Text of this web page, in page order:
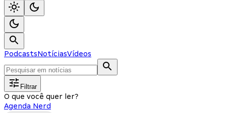
PodcastsNotíciasVídeos
Filtrar
O que você quer ler?
Agenda Nerd